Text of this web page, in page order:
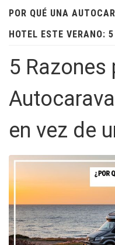
POR QUÉ UNA
HOTEL ESTE VERANO:
5 Razones
en vez de